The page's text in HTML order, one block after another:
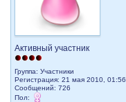
Активный участник
Группа: Участники
Регистрация: 21 мая 2010, 01:56
Сообщений: 726
Пол: